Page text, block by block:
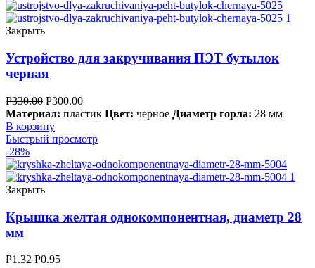
Закрыть
Устройство для закручивания ПЭТ бутылок
черная
Р330.00 Р300.00
Материал: пластик Цвет: черное Диаметр горла: 28 мм
В корзину
Быстрый просмотр
-28%
Закрыть
Крышка желтая однокомпонентная, диаметр 28
мм
Р1.32 Р0.95